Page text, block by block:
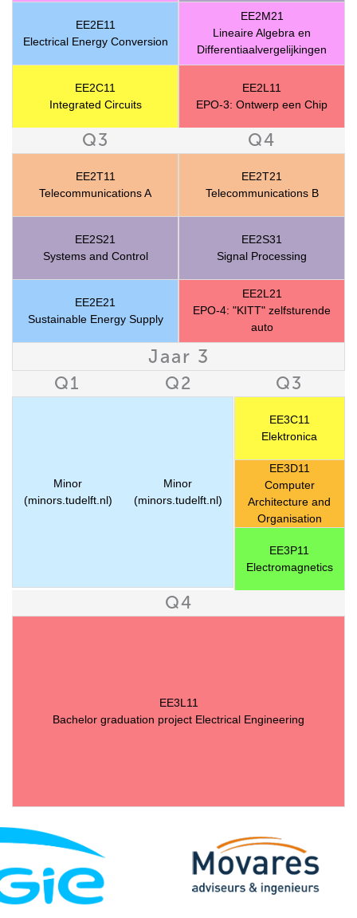
EE2E11
Electrical Energy Conversion
EE2C11
Integrated Circuits
EE2M21
Lineaire Algebra en
Differentiaalvergelijkingen
EE2L11
EPO-3: Ontwerp een Chip
Q3
EE2T11
Telecommunications A
EE2S21
Systems and Control
EE2E21
Sustainable Energy Supply
Q4
EE2T21
Telecommunications B
EE2S31
Signal Processing
EE2L21
EPO-4: "KITT" zelfsturende
auto
Jaar 3
Q1
Minor
(minors.tudelft.nl)
Q2
Minor
(minors.tudelft.nl)
Q3
EE3C11
Elektronica
EE3D11
Computer
Architecture and
Organisation
EE3P11
Electromagnetics
Q4
EE3L11
Bachelor graduation project Electrical Engineering